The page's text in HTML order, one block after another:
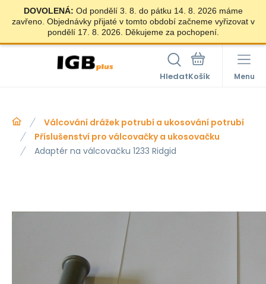
DOVOLENÁ: Od pondělí 3. 8. do pátku 14. 8. 2026 máme
zavřeno. Objednávky přijaté v tomto období začneme vyřizovat v
pondělí 17. 8. 2026. Děkujeme za pochopení.
Hledat Menu
Válcování drážek potrubí a ukosování potrubí
Příslušenství pro válcovačky a ukosovačku
Adaptér na válcovačku 1233 Ridgid